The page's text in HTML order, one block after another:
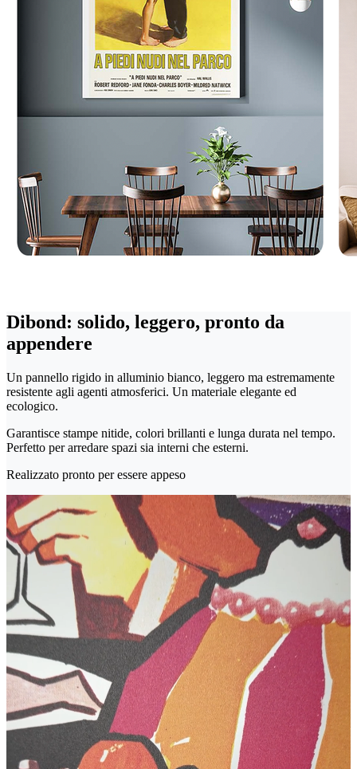
Dibond: solido, leggero, pronto da
appendere
Un pannello rigido in alluminio bianco, leggero ma estremamente
resistente agli agenti atmosferici. Un materiale elegante ed
ecologico.
Garantisce stampe nitide, colori brillanti e lunga durata nel tempo.
Perfetto per arredare spazi sia interni che esterni.
Realizzato pronto per essere appeso